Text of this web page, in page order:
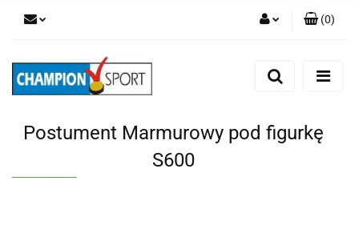
Zarejestruj się
(0)
Postument Marmurowy pod figurkę
S600